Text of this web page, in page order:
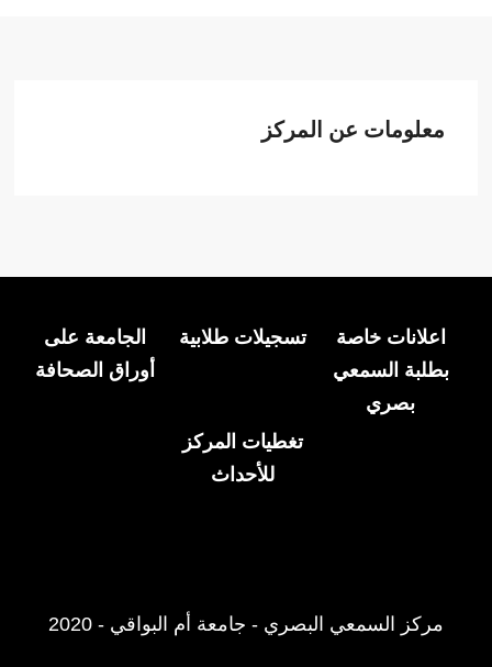
معلومات عن المركز
اعلانات خاصة
بطلبة السمعي
بصري
تسجيلات طلابية
الجامعة على
أوراق الصحافة
تغطيات المركز
للأحداث
مركز السمعي البصري - جامعة أم البواقي - 2020